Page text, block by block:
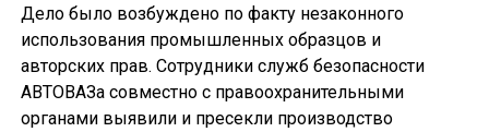
Дело было возбуждено по факту незаконного
использования промышленных образцов и
авторских прав. Сотрудники служб безопасности
АВТОВАЗа совместно с правоохранительными
органами выявили и пресекли производство